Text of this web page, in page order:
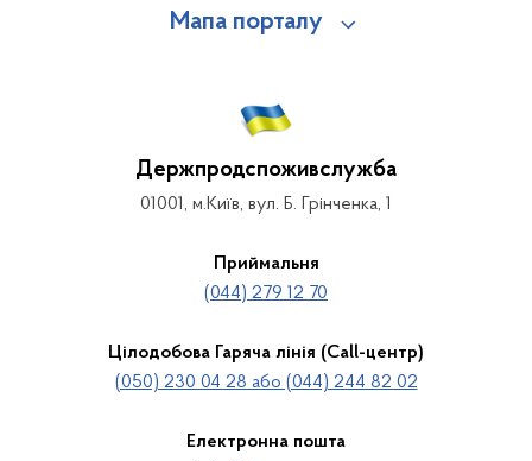
Мапа порталу
Держпродспоживслужба
01001, м.Київ, вул. Б. Грінченка, 1
Приймальня
(044) 279 12 70
Цілодобова Гаряча лінія (Call-центр)
(050) 230 04 28 або (044) 244 82 02
Електронна пошта